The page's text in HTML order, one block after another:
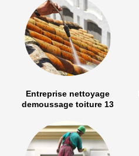
Entreprise nettoyage
demoussage toiture 13